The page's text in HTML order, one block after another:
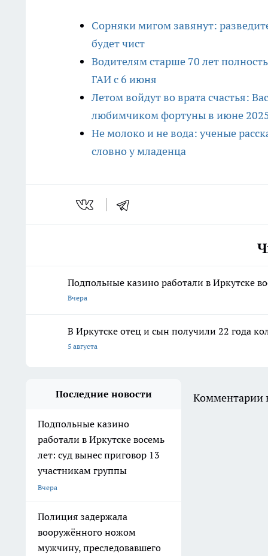
Сорняки мигом завянут:
будет чист
Водителям старше 70 лет
ГАИ с 6 июня
Летом войдут во врата счастья:
любимчиком фортуны в июне
Не молоко и не вода: ученые
словно у младенца
Подпольные казино работали в Иркутске
Вчера
В Иркутске отец и сын получили 22 года
5 августа
Последние новости
Подпольные казино
работали в Иркутске восемь
лет: суд вынес приговор 13
участникам группы
Вчера
Полиция задержала
вооружённого ножом
мужчину, преследовавшего
Комментарии